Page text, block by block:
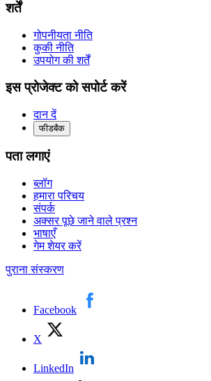
शर्तें
गोपनीयता नीति
कुकी नीति
उपयोग की शर्तें
इस प्रोजेक्ट को सपोर्ट करें
दान दें
फीडबैक
पता लगाएं
ब्लॉग
हमारा परिचय
संपर्क
अक्सर पूछे जाने वाले प्रश्न
भाषाएँ
गेम शेयर करें
पुराना संस्करण
Facebook
X
LinkedIn